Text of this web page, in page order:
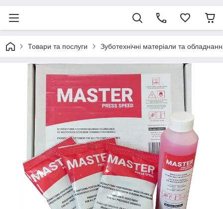
Товари та послуги Зуботехнічні матеріали та